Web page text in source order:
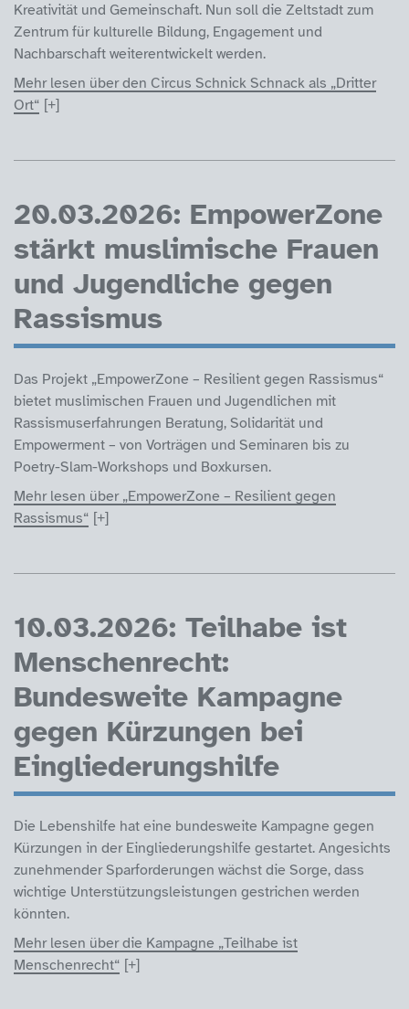
Kreativität und Gemeinschaft. Nun soll die Zeltstadt zum
Zentrum für kulturelle Bildung, Engagement und
Nachbarschaft weiterentwickelt werden.
Mehr lesen über den Circus Schnick Schnack als „Dritter
Ort“
20.03.2026: EmpowerZone
stärkt muslimische Frauen
und Jugendliche gegen
Rassismus
Das Projekt „EmpowerZone – Resilient gegen Rassismus“
bietet muslimischen Frauen und Jugendlichen mit
Rassismuserfahrungen Beratung, Solidarität und
Empowerment – von Vorträgen und Seminaren bis zu
Poetry-Slam-Workshops und Boxkursen.
Mehr lesen über „EmpowerZone – Resilient gegen
Rassismus“
10.03.2026: Teilhabe ist
Menschenrecht:
Bundesweite Kampagne
gegen Kürzungen bei
Eingliederungshilfe
Die Lebenshilfe hat eine bundesweite Kampagne gegen
Kürzungen in der Eingliederungshilfe gestartet. Angesichts
zunehmender Sparforderungen wächst die Sorge, dass
wichtige Unterstützungsleistungen gestrichen werden
könnten.
Mehr lesen über die Kampagne „Teilhabe ist
Menschenrecht“